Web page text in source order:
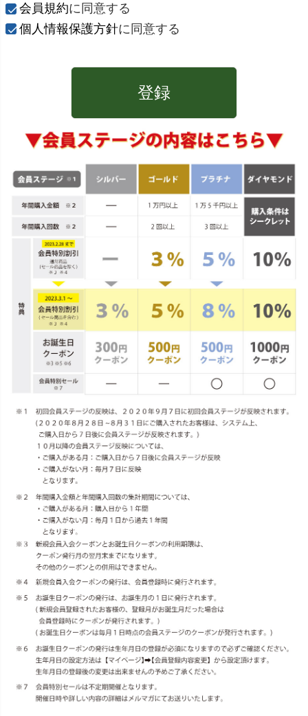
会員規約に同意する
個人情報保護方針に同意する
登録